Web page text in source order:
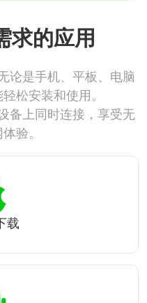
求的应用
论是手机、平板、电脑
松安装和使用。
备上同时连接，享受无
验。
载